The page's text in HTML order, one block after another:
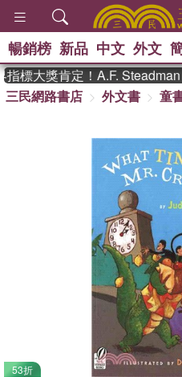
熱搜
史
獎 臺
登輝
偉大
暢銷榜 新品 中文 外文
標大獎肯定！A.F. Steadman
三民網路書店
外文書 童
53折